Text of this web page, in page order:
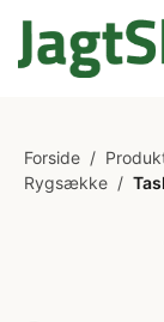
Forside /
Rygsække /